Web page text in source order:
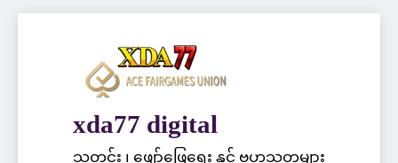
xda77 digital
သတင်း ၊ ဖျော်ဖြေရေး နှင့် ဗဟုသုတများ